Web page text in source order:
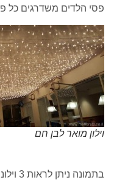
פסי הלדים משדרגים כל
וילון מואר לבן חם
בתמונה ניתן לראות 3 וילונות תאורה מחוברים שמותקנים על תקרה במסעדה.